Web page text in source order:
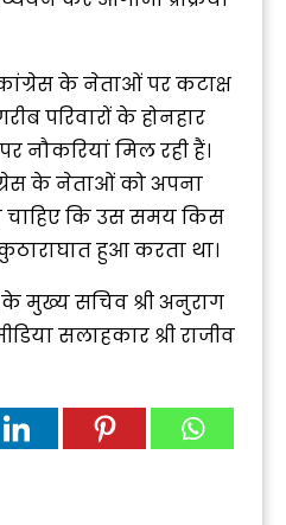
के नेताओं पर कटाक्ष
परिवारों के होनहार
नौकरियां मिल रही हैं।
के नेताओं को अपना
कि उस समय किस
हुआ करता था।
मुख्य सचिव श्री अनुराग
सलाहकार श्री राजीव